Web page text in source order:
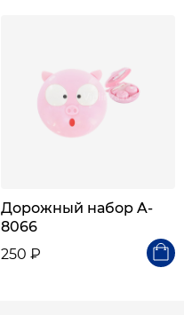
Дорожный набор A-
8066
250 ₽